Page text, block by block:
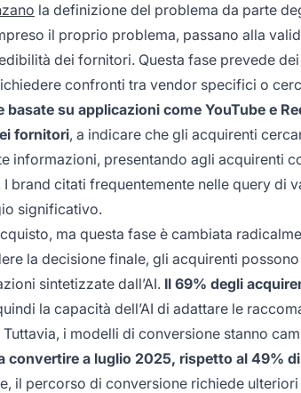
la definizione del problema da parte
il proprio problema, passano alla
dei fornitori. Questa fase prevede
confronti tra vendor specifici o
basate su applicazioni come YouTube e
fornitori, a indicare che gli acquirenti
informazioni, presentando agli acquirenti
citati frequentemente nelle query di
significativo.
ma questa fase è cambiata
la decisione finale, gli acquirenti
sintetizzate dall’AI. Il 69% degli
la capacità dell’AI di adattare le
i modelli di conversione stanno
a luglio 2025, rispetto al 49%
il percorso di conversione richiede